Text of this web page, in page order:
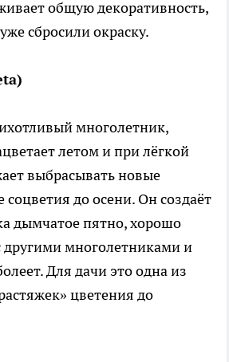
общую декоративность,
сбросили окраску.
многолетник,
летом и при лёгкой
выбрасывать новые
соцветия до осени. Он создаёт
дымчатое пятно, хорошо
другими многолетниками и
Для дачи это одна из
цветения до